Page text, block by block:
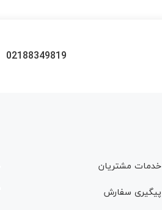
02188349819
خدمات مشتریان
پیگیری سفارش